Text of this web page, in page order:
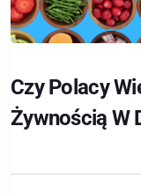
Czy Polacy
Żywnością W